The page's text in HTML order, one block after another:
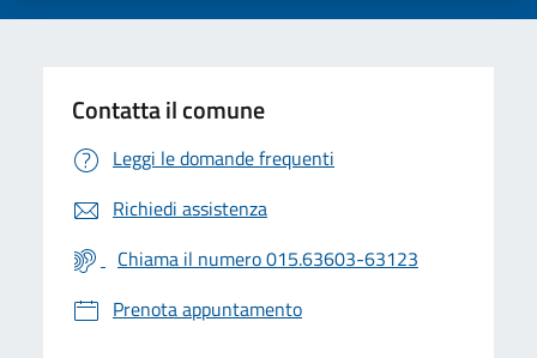
Contatta il comune
Leggi le domande frequenti
Richiedi assistenza
Chiama il numero 015.63603-63123
Prenota appuntamento